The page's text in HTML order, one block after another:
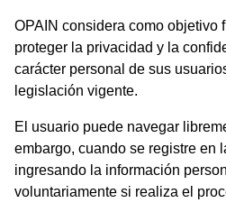
OPAIN considera como objetivo
proteger la privacidad y la
carácter personal de sus
legislación vigente.
El usuario puede navegar
embargo, cuando se registre en
ingresando la información
voluntariamente si realiza el